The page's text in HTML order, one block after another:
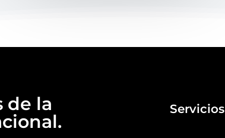
de la
Servicios